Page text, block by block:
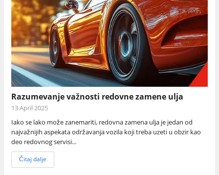
Razumevanje važnosti redovne zamene ulja
13 April 2025
Iako se lako može zanemariti, redovna zamena ulja je jedan od
najvažnijih aspekata održavanja vozila koji treba uzeti u obzir kao
deo redovnog servisi...
Čitaj dalje